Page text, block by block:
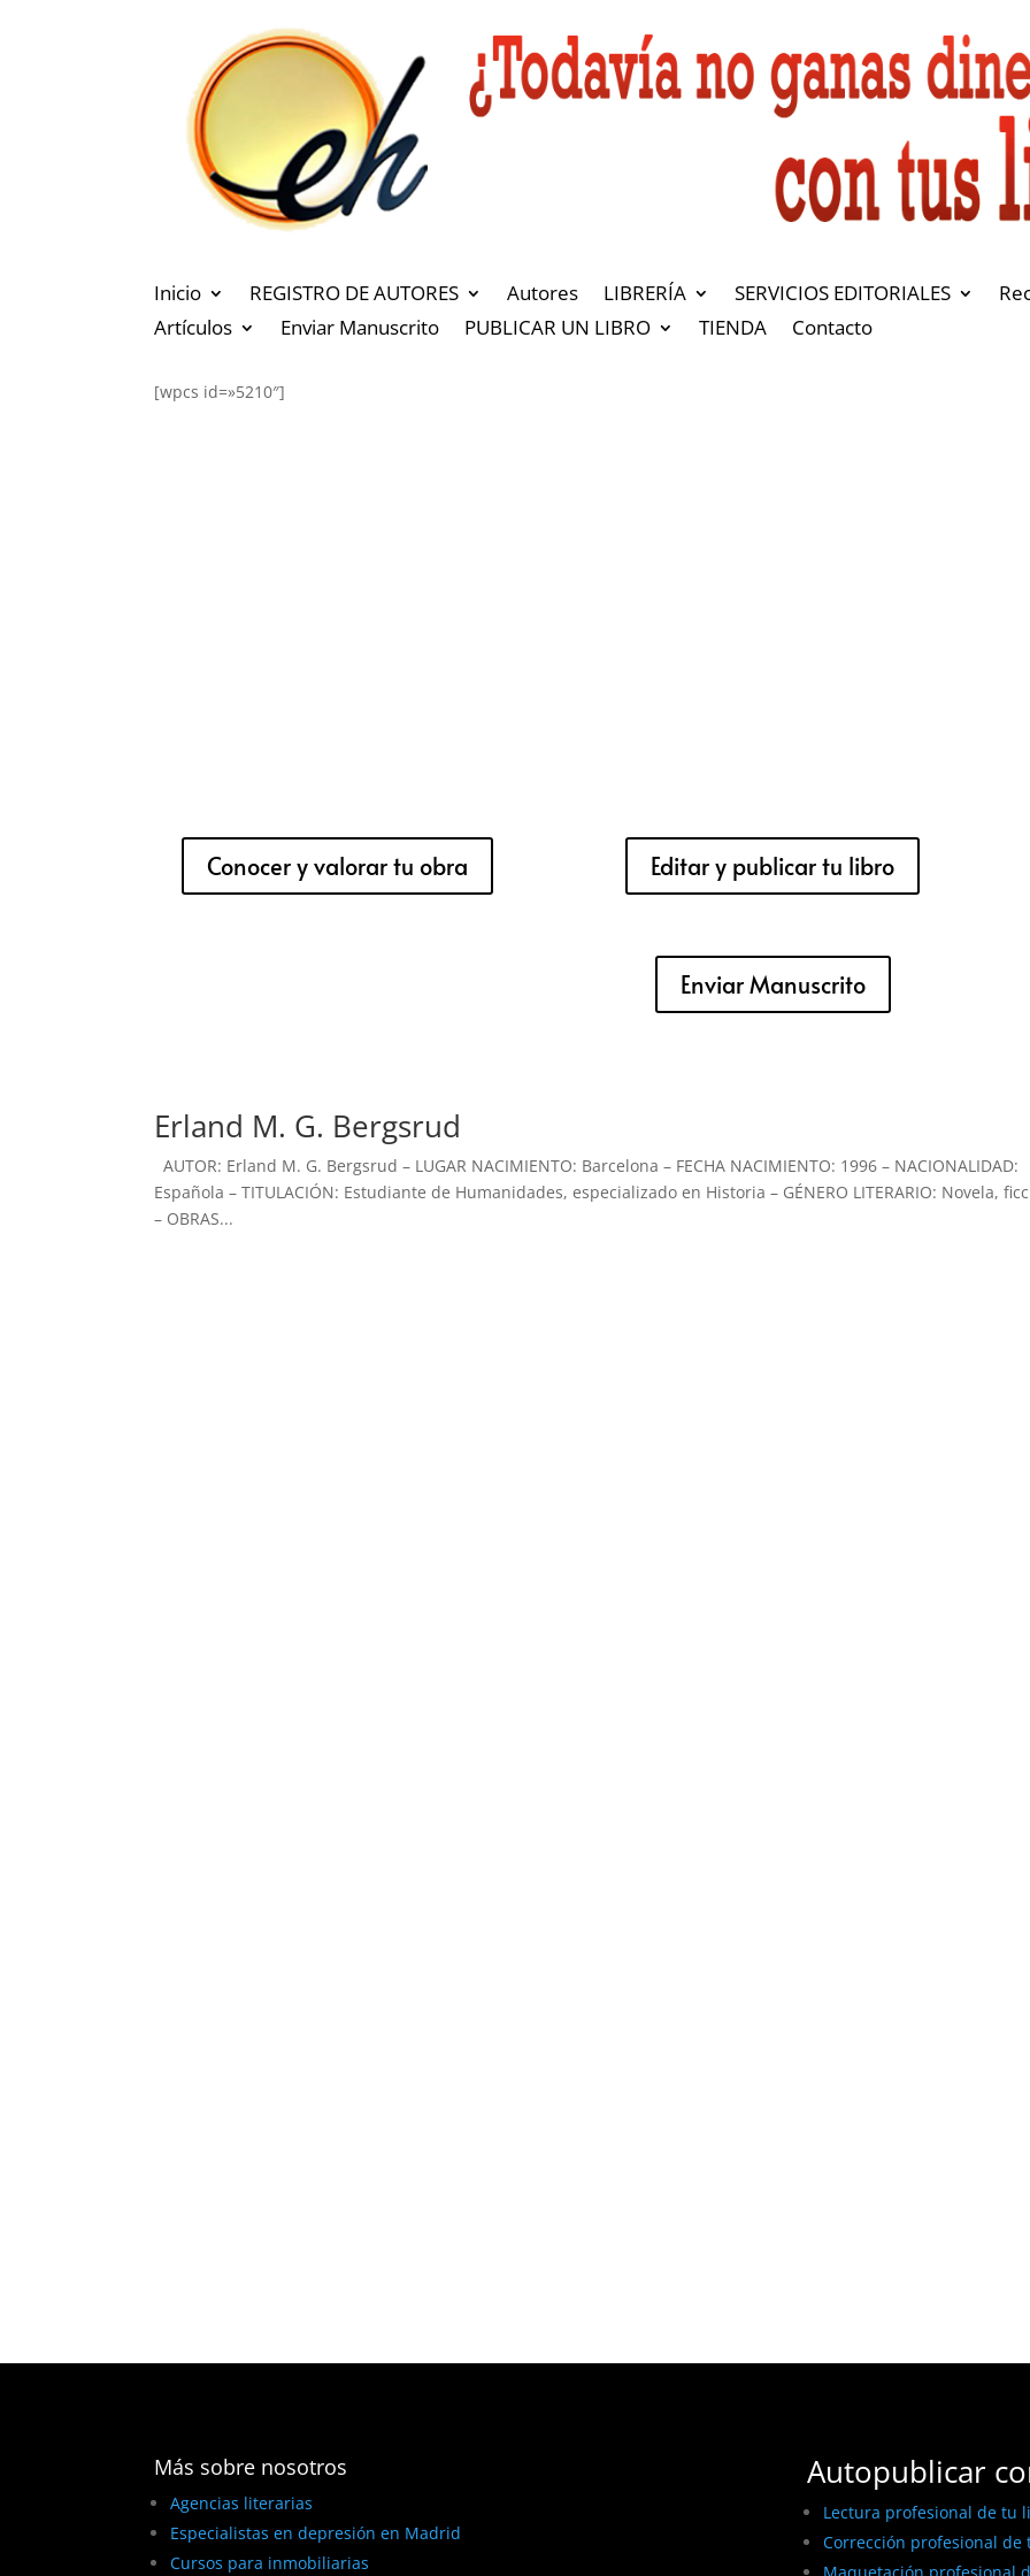
Inicio REGISTRO DE AUTORES Autores LIBRERÍA SERVICIOS EDITORIALES
Artículos
Enviar Manuscrito PUBLICAR UN LIBRO TIENDA Contacto
[wpcs id=»5210″]
Conocer y valorar tu obra Editar y publicar tu libro
Enviar Manuscrito
Erland M. G. Bergsrud
AUTOR: Erland M. G. Bergsrud – LUGAR NACIMIENTO: Barcelona – FECHA NACIMIENTO: 1996 – NACIONALIDAD:
Española – TITULACIÓN: Estudiante de Humanidades, especializado en Historia – GÉNERO LITERARIO: Novela,
– OBRAS...
Más sobre nosotros
Agencias literarias
Especialistas en depresión en Madrid
Cursos para inmobiliarias
Autopublicar
Lectura profesional de tu
Corrección profesional de